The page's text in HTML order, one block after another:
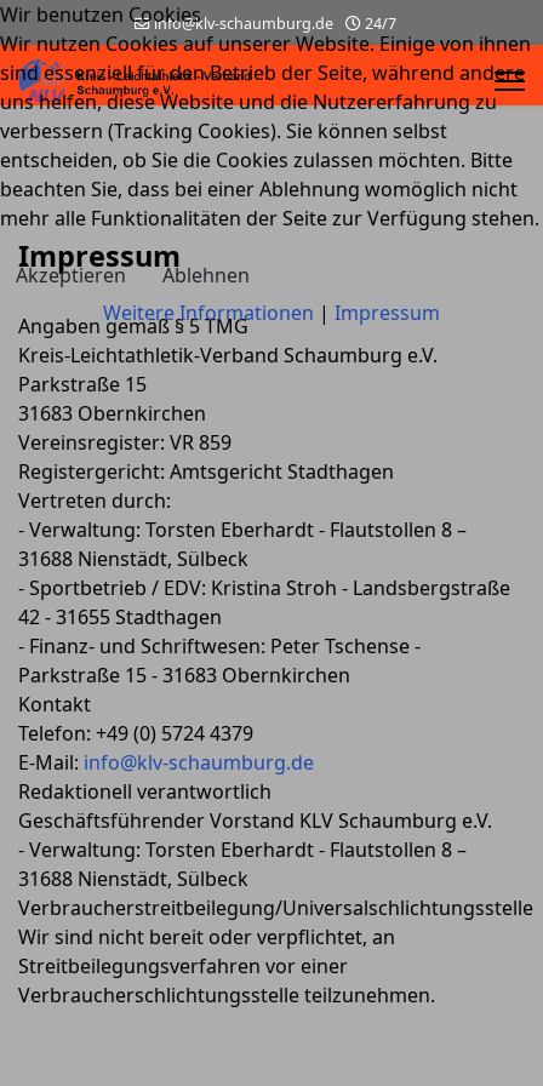
info@klv-schaumburg.de 24/7
Impressum
Angaben gemäß § 5 TMG
Kreis-Leichtathletik-Verband Schaumburg e.V.
Parkstraße 15
31683 Obernkirchen
Vereinsregister: VR 859
Registergericht: Amtsgericht Stadthagen
Vertreten durch:
- Verwaltung: Torsten Eberhardt - Flautstollen 8 –
31688 Nienstädt, Sülbeck
- Sportbetrieb / EDV: Kristina Stroh - Landsbergstraße
42 - 31655 Stadthagen
- Finanz- und Schriftwesen: Peter Tschense -
Parkstraße 15 - 31683 Obernkirchen
Kontakt
Telefon: +49 (0) 5724 4379
E-Mail: info@klv-schaumburg.de
Redaktionell verantwortlich
Geschäftsführender Vorstand KLV Schaumburg e.V.
- Verwaltung: Torsten Eberhardt - Flautstollen 8 –
31688 Nienstädt, Sülbeck
Verbraucherstreitbeilegung/Universalschlichtungsstelle
Wir sind nicht bereit oder verpflichtet, an
Streitbeilegungsverfahren vor einer
Verbraucherschlichtungsstelle teilzunehmen.
Wir benutzen Cookies
Wir nutzen Cookies auf unserer Website. Einige von ihnen
sind essenziell für den Betrieb der Seite, während andere
uns helfen, diese Website und die Nutzererfahrung zu
verbessern (Tracking Cookies). Sie können selbst
entscheiden, ob Sie die Cookies zulassen möchten. Bitte
beachten Sie, dass bei einer Ablehnung womöglich nicht
mehr alle Funktionalitäten der Seite zur Verfügung stehen.
Akzeptieren
Ablehnen
Weitere Informationen | Impressum